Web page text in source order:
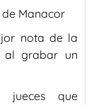
Manacor
nota de la
al grabar un
jueces que